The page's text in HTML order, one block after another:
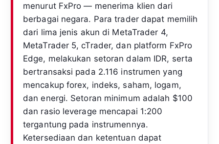
menurut FxPro — menerima klien dari
berbagai negara. Para trader dapat memilih
dari lima jenis akun di MetaTrader 4,
MetaTrader 5, cTrader, dan platform FxPro
Edge, melakukan setoran dalam IDR, serta
bertransaksi pada 2.116 instrumen yang
mencakup forex, indeks, saham, logam,
dan energi. Setoran minimum adalah $100
dan rasio leverage mencapai 1:200
tergantung pada instrumennya.
Ketersediaan dan ketentuan dapat